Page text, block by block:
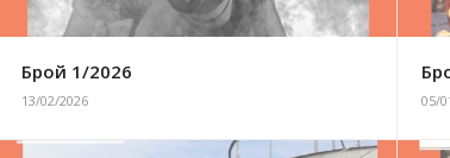
Брой 1/2026
13/02/2026 05/